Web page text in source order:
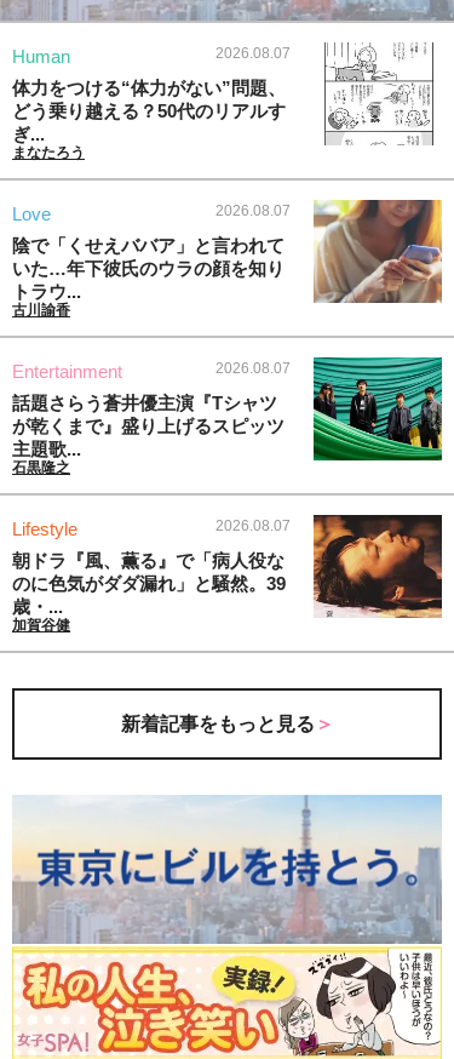
Human 2026.08.07
体力をつける“体力がない”問題、
どう乗り越える？50代のリアルす
ぎ...
まなたろう
Love 2026.08.07
陰で「くせえババア」と言われて
いた…年下彼氏のウラの顔を知り
トラウ...
古川諭香
Entertainment 2026.08.07
話題さらう蒼井優主演『Tシャツ
が乾くまで』盛り上げるスピッツ
主題歌...
石黒隆之
Lifestyle 2026.08.07
朝ドラ『風、薫る』で「病人役な
のに色気がダダ漏れ」と騒然。39
歳・...
加賀谷健
新着記事をもっと見る